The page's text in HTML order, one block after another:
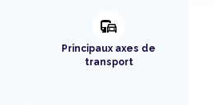
commute
Principaux axes de
transport